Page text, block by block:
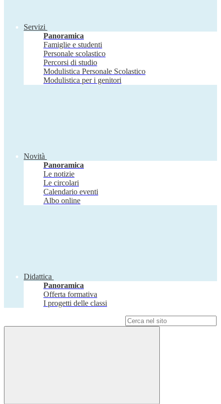
Servizi
Panoramica
Famiglie e studenti
Personale scolastico
Percorsi di studio
Modulistica Personale Scolastico
Modulistica per i genitori
Novità
Panoramica
Le notizie
Le circolari
Calendario eventi
Albo online
Didattica
Panoramica
Offerta formativa
I progetti delle classi